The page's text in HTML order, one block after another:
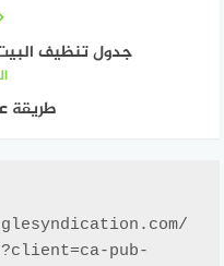
جدول تنظيف
طريقة
pub-